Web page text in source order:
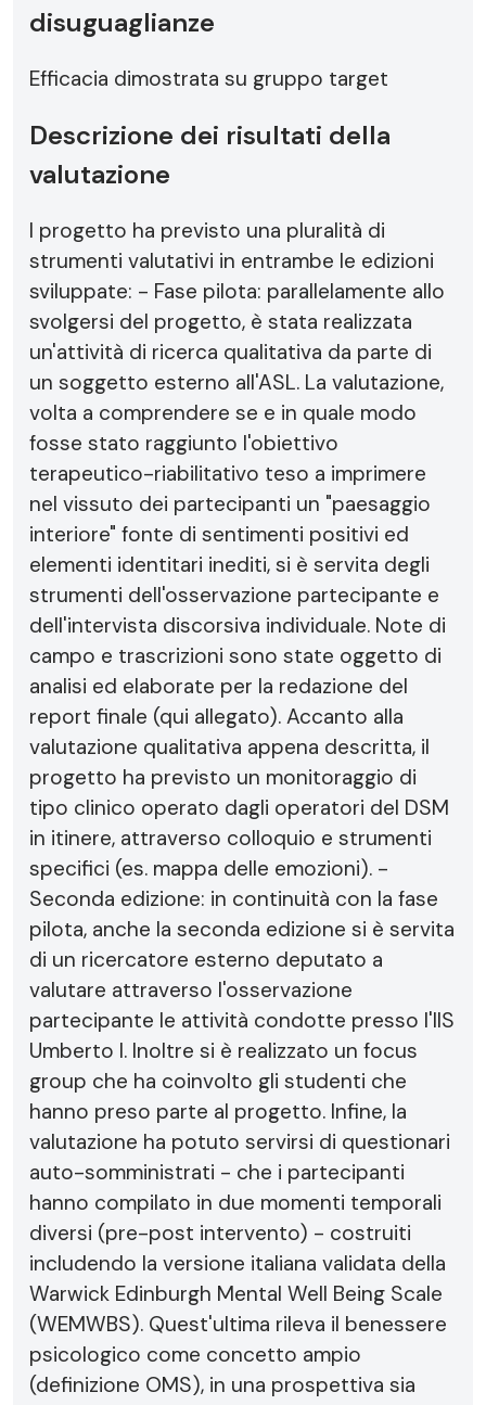
disuguaglianze
Efficacia dimostrata su gruppo target
Descrizione dei risultati della
valutazione
l progetto ha previsto una pluralità di
strumenti valutativi in entrambe le edizioni
sviluppate: - Fase pilota: parallelamente allo
svolgersi del progetto, è stata realizzata
un'attività di ricerca qualitativa da parte di
un soggetto esterno all'ASL. La valutazione,
volta a comprendere se e in quale modo
fosse stato raggiunto l'obiettivo
terapeutico-riabilitativo teso a imprimere
nel vissuto dei partecipanti un "paesaggio
interiore" fonte di sentimenti positivi ed
elementi identitari inediti, si è servita degli
strumenti dell'osservazione partecipante e
dell'intervista discorsiva individuale. Note di
campo e trascrizioni sono state oggetto di
analisi ed elaborate per la redazione del
report finale (qui allegato). Accanto alla
valutazione qualitativa appena descritta, il
progetto ha previsto un monitoraggio di
tipo clinico operato dagli operatori del DSM
in itinere, attraverso colloquio e strumenti
specifici (es. mappa delle emozioni). -
Seconda edizione: in continuità con la fase
pilota, anche la seconda edizione si è servita
di un ricercatore esterno deputato a
valutare attraverso l'osservazione
partecipante le attività condotte presso l'IIS
Umberto I. Inoltre si è realizzato un focus
group che ha coinvolto gli studenti che
hanno preso parte al progetto. Infine, la
valutazione ha potuto servirsi di questionari
auto-somministrati - che i partecipanti
hanno compilato in due momenti temporali
diversi (pre-post intervento) - costruiti
includendo la versione italiana validata della
Warwick Edinburgh Mental Well Being Scale
(WEMWBS). Quest'ultima rileva il benessere
psicologico come concetto ampio
(definizione OMS), in una prospettiva sia